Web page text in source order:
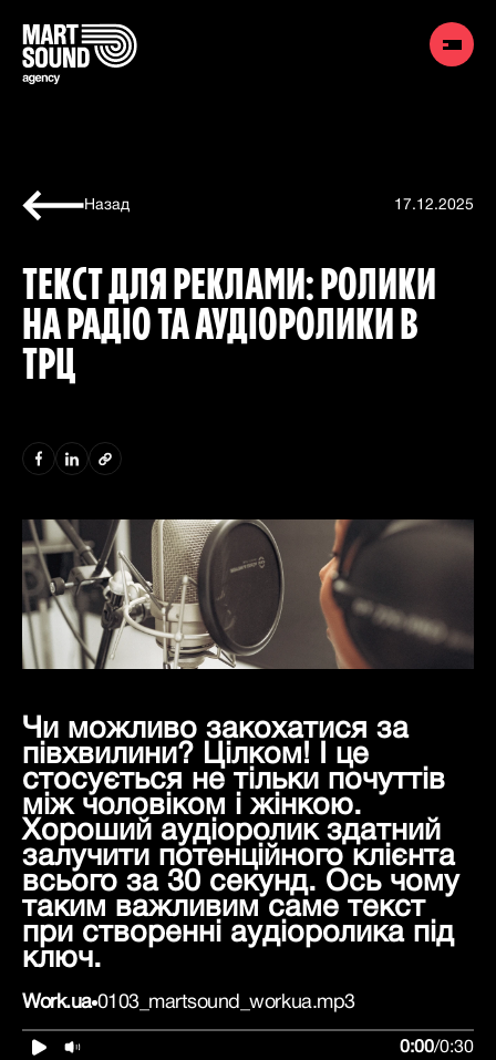
Назад 17.12.2025
ТЕКСТ ДЛЯ РЕКЛАМИ: РОЛИКИ
НА РАДІО ТА АУДІОРОЛИКИ В
ТРЦ
Чи можливо закохатися за
півхвилини? Цілком! І це
стосується не тільки почуттів
між чоловіком і жінкою.
Хороший аудіоролик здатний
залучити потенційного клієнта
всього за 30 секунд. Ось чому
таким важливим саме текст
при створенні аудіоролика під
ключ.
Work.ua 0103_martsound_workua.mp3
0:00/0:30